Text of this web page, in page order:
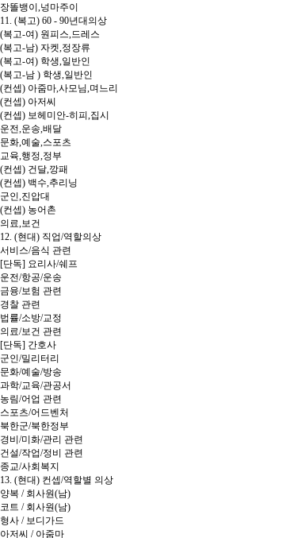
장똘뱅이,넝마주이
11. (복고) 60 - 90년대의상
(복고-여) 원피스,드레스
(복고-남) 자켓,정장류
(복고-여) 학생,일반인
(복고-남 ) 학생,일반인
(컨셉) 아줌마,사모님,며느리
(컨셉) 아저씨
(컨셉) 보헤미안-히피,집시
운전,운송,배달
문화,예술,스포츠
교육,행정,정부
(컨셉) 건달,깡패
(컨셉) 백수,추리닝
군인,진압대
(컨셉) 농어촌
의료,보건
12. (현대) 직업/역할의상
서비스/음식 관련
[단독] 요리사/쉐프
운전/항공/운송
금융/보험 관련
경찰 관련
법률/소방/교정
의료/보건 관련
[단독] 간호사
군인/밀리터리
문화/예술/방송
과학/교육/관공서
농림/어업 관련
스포츠/어드벤처
북한군/북한정부
경비/미화/관리 관련
건설/작업/정비 관련
종교/사회복지
13. (현대) 컨셉/역할별 의상
양복 / 회사원(남)
코트 / 회사원(남)
형사 / 보디가드
아저씨 / 아줌마